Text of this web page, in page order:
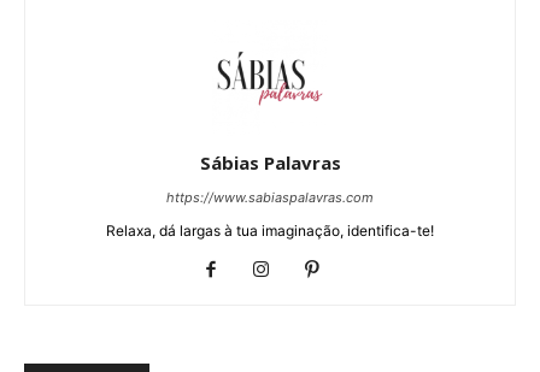
Sábias Palavras
https://www.sabiaspalavras.com
Relaxa, dá largas à tua imaginação, identifica-te!